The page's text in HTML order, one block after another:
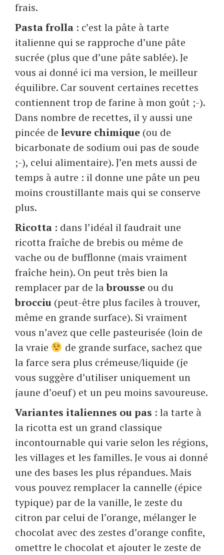
frais.
Pasta frolla : c’est la pâte à tarte
italienne qui se rapproche d’une pâte
sucrée (plus que d’une pâte sablée). Je
vous ai donné ici ma version, le meilleur
équilibre. Car souvent certaines recettes
contiennent trop de farine à mon goût ;-).
Dans nombre de recettes, il y aussi une
pincée de levure chimique (ou de
bicarbonate de sodium oui pas de soude
;-), celui alimentaire). J’en mets aussi de
temps à autre : il donne une pâte un peu
moins croustillante mais qui se conserve
plus.
Ricotta : dans l’idéal il faudrait une
ricotta fraîche de brebis ou même de
vache ou de bufflonne (mais vraiment
fraîche hein). On peut très bien la
remplacer par de labrousse ou du
brocciu (peut-être plus faciles à trouver,
même en grande surface). Si vraiment
vous n’avez que celle pasteurisée (loin de
la vraie
de grande surface, sachez que
la farce sera plus crémeuse/liquide (je
vous suggère d’utiliser uniquement un
jaune d’oeuf) et un peu moins savoureuse.
Variantes italiennes ou pas : la tarte à
la ricotta est un grand classique
incontournable qui varie selon les régions,
les villages et les familles. Je vous ai donné
une des bases les plus répandues. Mais
vous pouvez remplacer la cannelle (épice
typique) par de la vanille, le zeste du
citron par celui de l’orange, mélanger le
chocolat avec des zestes d’orange confite,
omettre le chocolat et ajouter le zeste de